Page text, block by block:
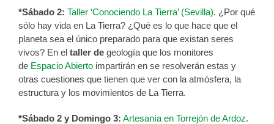
*Sábado 2: Taller ‘Conociendo La Tierra’ (Sevilla). ¿Por qué
sólo hay vida en La Tierra? ¿Qué es lo que hace que el
planeta sea el único preparado para que existan seres
vivos? En el taller de geología que los monitores
de Espacio Abierto impartirán en se resolverán estas y
otras cuestiones que tienen que ver con la atmósfera, la
estructura y los movimientos de La Tierra.
*Sábado 2 y Domingo 3: Artesanía en Torrejón de Ardoz.